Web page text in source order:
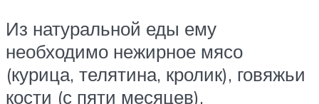
Из натуральной еды ему
необходимо нежирное мясо
(курица, телятина, кролик), говяжьи
кости (с пяти месяцев),